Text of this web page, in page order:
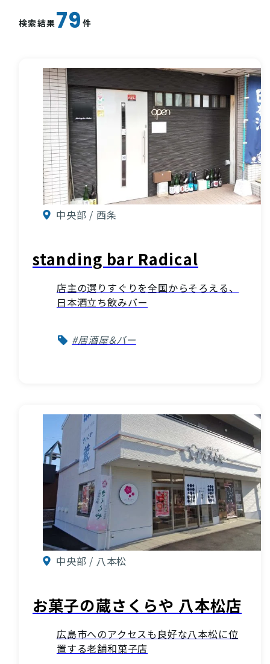
検索結果79 件
中央部 / 西条
standing bar Radical
店主の選りすぐりを全国からそろえる、
日本酒立ち飲みバー
#居酒屋＆バー
中央部 / 八本松
お菓子の蔵さくらや 八本松店
広島市へのアクセスも良好な八本松に位
置する老舗和菓子店
INFORMATION
交通アクセス
観光ガイド案内
宿泊情報
年間イベント
花の開花状況
よくある質問
観光マップダウンロード
観光に関するお問い合わせ